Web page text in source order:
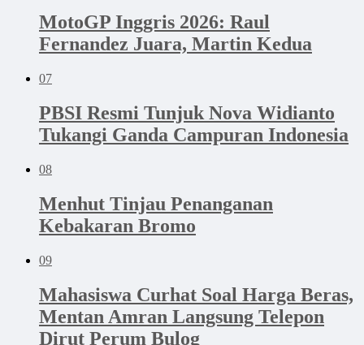
MotoGP Inggris 2026: Raul
Fernandez Juara, Martin Kedua
07
PBSI Resmi Tunjuk Nova Widianto
Tukangi Ganda Campuran Indonesia
08
Menhut Tinjau Penanganan
Kebakaran Bromo
09
Mahasiswa Curhat Soal Harga Beras,
Mentan Amran Langsung Telepon
Dirut Perum Bulog